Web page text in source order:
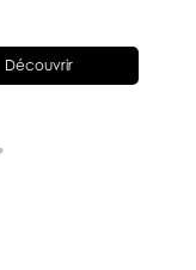
Découvrir